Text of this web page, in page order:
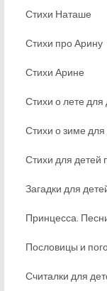
Стихи Наташе
Стихи про Арину
Стихи Арине
Стихи о лете для
Стихи о зиме для
Стихи для детей
Загадки для
Принцесса.
Пословицы и
Считалки для